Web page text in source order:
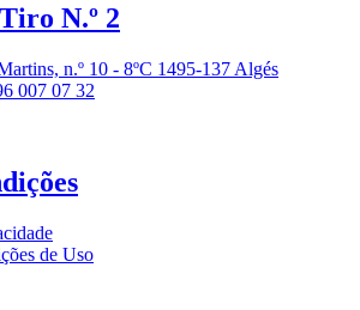
Tiro N.º 2
n.º 10 - 8ºC 1495-137 Algés
007 07 32
de Uso